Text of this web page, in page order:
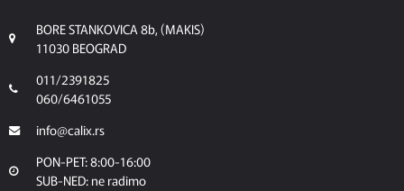
BORE STANKOVICA 8b, (MAKIS)
11030 BEOGRAD
011/2391825
060/6461055
info@calix.rs
PON-PET: 8:00-16:00
SUB-NED: ne radimo